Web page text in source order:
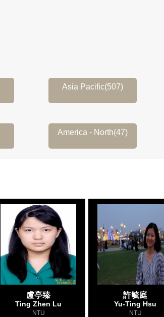
Asia Pacific(507)
America - North(47)
盧亭臻
Ting Zhen Lu
NTU
許毓庭
Yu-Ting Hsu
NTU